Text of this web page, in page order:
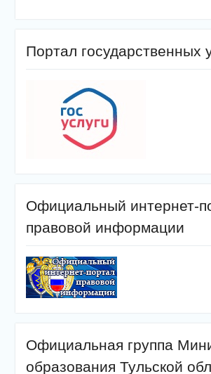
Портал государственных
Официальный интернет-
правовой информации
Официальная группа
образования Тульской